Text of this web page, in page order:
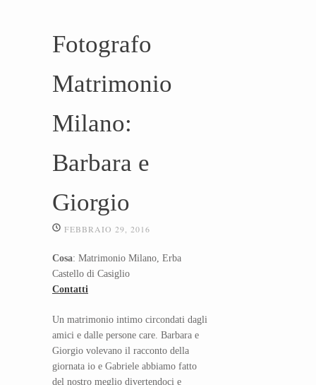
Fotografo
Matrimonio
Milano:
Barbara e
Giorgio
FEBBRAIO 29, 2016
Cosa: Matrimonio Milano, Erba
Castello di Casiglio
Contatti
Un matrimonio intimo circondati dagli
amici e dalle persone care. Barbara e
Giorgio volevano il racconto della
giornata io e Gabriele abbiamo fatto
del nostro meglio divertendoci e